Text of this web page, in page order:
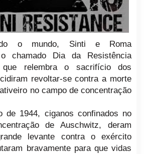
o mundo, Sinti e Roma
chamado Dia da Resistência
que relembra o sacrifício dos
revoltar-se contra a morte
no campo de concentração
de 1944, ciganos confinados no
de Auschwitz, deram
levante contra o exército
bravamente para que vidas